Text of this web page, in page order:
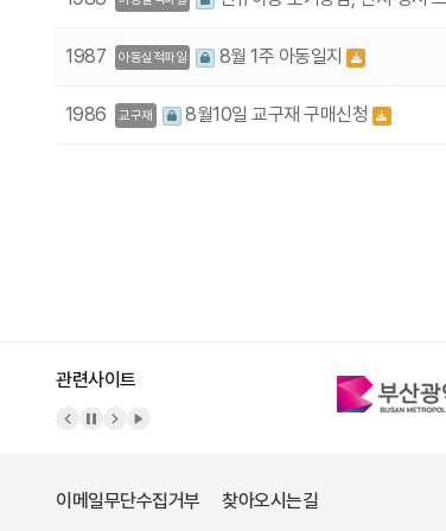
1987 아동실적파일 8월 1주 아동일지
1986 교구재 8월10일 교구재 구매신청
관련사이트
이메일무단수집거부 찾아오시는길